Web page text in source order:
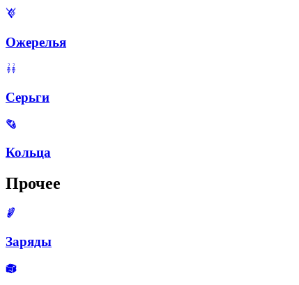
Ожерелья
Серьги
Кольца
Прочее
Заряды